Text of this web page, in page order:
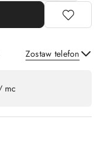
Zostaw telefon
mc